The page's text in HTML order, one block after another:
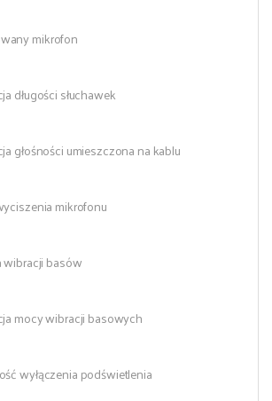
mikrofon
długości słuchawek
głośności umieszczona na kablu
mikrofonu
wibracji basów
mocy wibracji basowych
wyłączenia podświetlenia